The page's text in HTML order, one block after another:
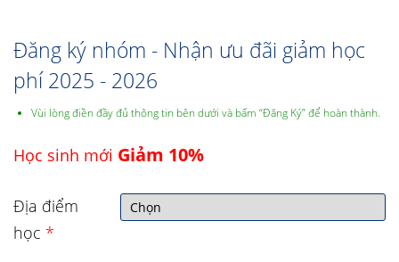
Đăng ký nhóm - Nhận ưu đãi giảm học
phí 2025 - 2026
Vùi lòng điền đầy đủ thông tin bên dưới và bấm “Đăng Ký” để hoàn thành.
Học sinh mới Giảm 10%
Địa điểm
học *